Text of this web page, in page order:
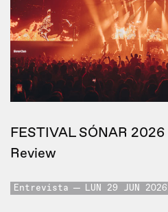
FESTIVAL SÓNAR 2026
Review
Entrevista LUN 29 JUN 2026